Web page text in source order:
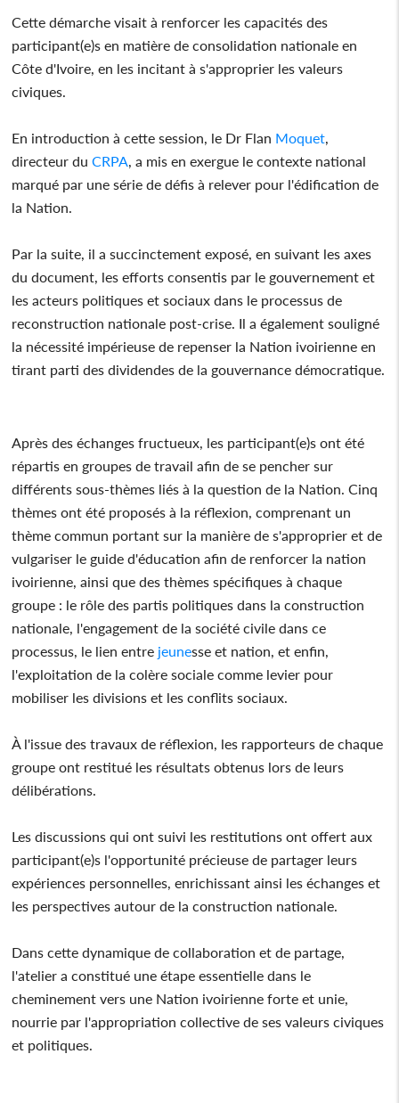
Cette démarche visait à renforcer les capacités des
participant(e)s en matière de consolidation nationale en
Côte d'Ivoire, en les incitant à s'approprier les valeurs
civiques.
En introduction à cette session, le Dr Flan Moquet,
directeur duCRPA, a mis en exergue le contexte national
marqué par une série de défis à relever pour l'édification de
la Nation.
Par la suite, il a succinctement exposé, en suivant les axes
du document, les efforts consentis par le gouvernement et
les acteurs politiques et sociaux dans le processus de
reconstruction nationale post-crise. Il a également souligné
la nécessité impérieuse de repenser la Nation ivoirienne en
tirant parti des dividendes de la gouvernance démocratique.
Après des échanges fructueux, les participant(e)s ont été
répartis en groupes de travail afin de se pencher sur
différents sous-thèmes liés à la question de la Nation. Cinq
thèmes ont été proposés à la réflexion, comprenant un
thème commun portant sur la manière de s'approprier et de
vulgariser le guide d'éducation afin de renforcer la nation
ivoirienne, ainsi que des thèmes spécifiques à chaque
groupe : le rôle des partis politiques dans la construction
nationale, l'engagement de la société civile dans ce
processus, le lien entre jeunesse et nation, et enfin,
l'exploitation de la colère sociale comme levier pour
mobiliser les divisions et les conflits sociaux.
À l'issue des travaux de réflexion, les rapporteurs de chaque
groupe ont restitué les résultats obtenus lors de leurs
délibérations.
Les discussions qui ont suivi les restitutions ont offert aux
participant(e)s l'opportunité précieuse de partager leurs
expériences personnelles, enrichissant ainsi les échanges et
les perspectives autour de la construction nationale.
Dans cette dynamique de collaboration et de partage,
l'atelier a constitué une étape essentielle dans le
cheminement vers une Nation ivoirienne forte et unie,
nourrie par l'appropriation collective de ses valeurs civiques
et politiques.